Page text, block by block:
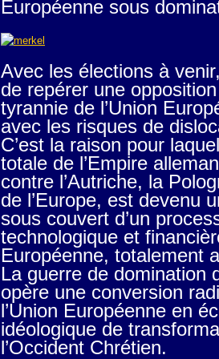
Européenne sous
Avec les élections à
de repérer une
tyrannie de l’Union
avec les risques de
C’est la raison pour
totale de l’Empire
contre l’Autriche, la
de l’Europe, est devenu
sous couvert d’un
technologique et
Européenne, totalement
La guerre de domination
opère une conversion
l’Union Européenne en
idéologique de
l’Occident Chrétien.